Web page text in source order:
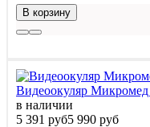
В корзину
Видеоокуляр
в наличии
5 391 руб5 990 руб